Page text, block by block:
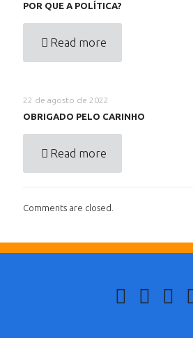
POR QUE A POLÍTICA?
Read more
22 de agosto de 2022
OBRIGADO PELO CARINHO
Read more
Comments are closed.